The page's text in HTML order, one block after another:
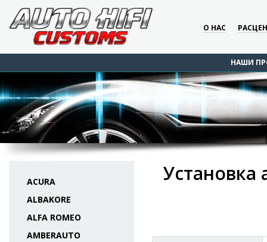
О НАС
НАШИ
ACURA
ALBAKORE
ALFA ROMEO
AMBERAUTO
Установка